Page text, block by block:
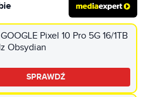
Pixel 10 Pro 5G 16/1TB
Obsydian
SPRAWDŹ